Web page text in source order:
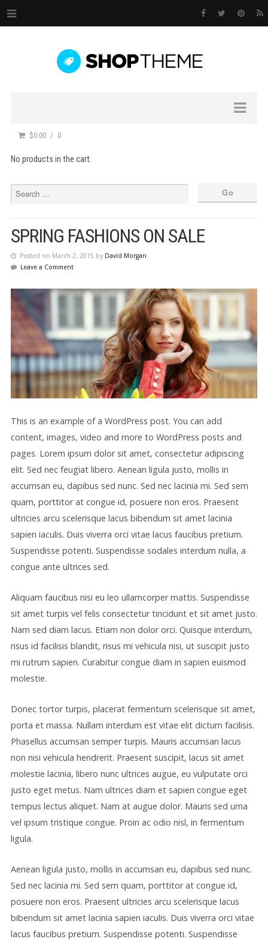
$0.00 0
No products in the cart.
SPRING FASHIONS ON SALE
Posted on March 2, 2015 by David Morgan
Leave a Comment
This is an example of a WordPress post. You can add
content, images, video and more to WordPress posts and
pages. Lorem ipsum dolor sit amet, consectetur adipiscing
elit. Sed nec feugiat libero. Aenean ligula justo, mollis in
accumsan eu, dapibus sed nunc. Sed nec lacinia mi. Sed sem
quam, porttitor at congue id, posuere non eros. Praesent
ultricies arcu scelerisque lacus bibendum sit amet lacinia
sapien iaculis. Duis viverra orci vitae lacus faucibus pretium.
Suspendisse potenti. Suspendisse sodales interdum nulla, a
congue ante ultrices sed.
Aliquam faucibus nisi eu leo ullamcorper mattis. Suspendisse
sit amet turpis vel felis consectetur tincidunt et sit amet justo.
Nam sed diam lacus. Etiam non dolor orci. Quisque interdum,
risus id facilisis blandit, risus mi vehicula nisi, ut suscipit justo
mi rutrum sapien. Curabitur congue diam in sapien euismod
molestie.
Donec tortor turpis, placerat fermentum scelerisque sit amet,
porta et massa. Nullam interdum est vitae elit dictum facilisis.
Phasellus accumsan semper turpis. Mauris accumsan lacus
non nisi vehicula hendrerit. Praesent suscipit, lacus sit amet
molestie lacinia, libero nunc ultrices augue, eu vulputate orci
justo eget metus. Nam ultrices diam et sapien congue eget
tempus lectus aliquet. Nam at augue dolor. Mauris sed urna
vel ipsum tristique congue. Proin ac odio nisl, in fermentum
ligula.
Aenean ligula justo, mollis in accumsan eu, dapibus sed nunc.
Sed nec lacinia mi. Sed sem quam, porttitor at congue id,
posuere non eros. Praesent ultricies arcu scelerisque lacus
bibendum sit amet lacinia sapien iaculis. Duis viverra orci vitae
lacus faucibus pretium. Suspendisse potenti. Suspendisse